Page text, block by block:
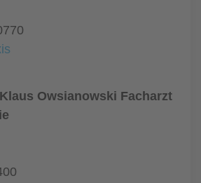
Owsianowski Facharzt